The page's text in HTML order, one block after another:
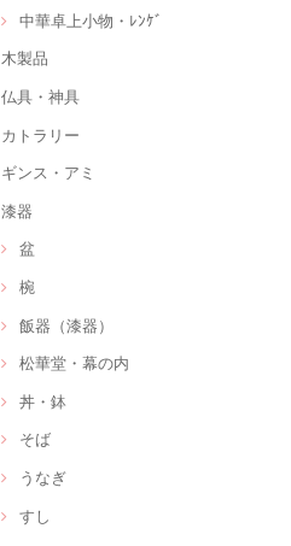
中華卓上小物・ﾚﾝｹﾞ
木製品
仏具・神具
カトラリー
ギンス・アミ
漆器
盆
椀
飯器（漆器）
松華堂・幕の内
丼・鉢
そば
うなぎ
すし